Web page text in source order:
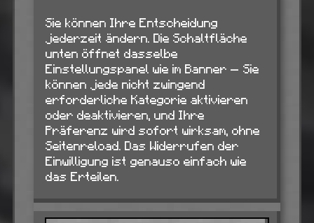
Sie können Ihre Entscheidung
jederzeit ändern. Die Schaltfläche
unten öffnet dasselbe
Einstellungspanel wie im Banner — Sie
können jede nicht zwingend
erforderliche Kategorie aktivieren
oder deaktivieren, und Ihre
Präferenz wird sofort wirksam, ohne
Seitenreload. Das Widerrufen der
Einwilligung ist genauso einfach wie
das Erteilen.